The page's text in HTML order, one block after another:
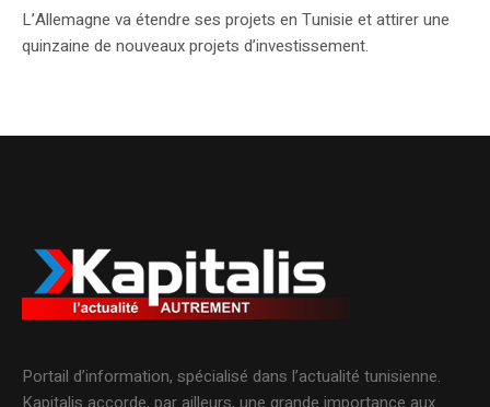
L’Allemagne va étendre ses projets en Tunisie et attirer une
quinzaine de nouveaux projets d’investissement.
Portail d’information, spécialisé dans l’actualité tunisienne.